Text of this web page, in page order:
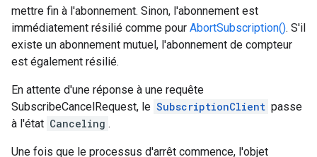
mettre fin à l'abonnement. Sinon, l'abonnement est
immédiatement résilié comme pour AbortSubscription(). S'il
existe un abonnement mutuel, l'abonnement de compteur
est également résilié.
En attente d'une réponse à une requête
SubscribeCancelRequest, le SubscriptionClient passe
à l'état Canceling .
Une fois que le processus d'arrêt commence, l'objet